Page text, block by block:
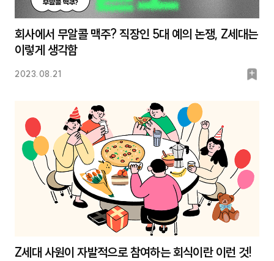
회사에서 무알콜 맥주? 직장인 5대 예의 논쟁, Z세대는
이렇게 생각함
2023.08.21
북
Z세대 사원이 자발적으로 참여하는 회식이란 이런 것!